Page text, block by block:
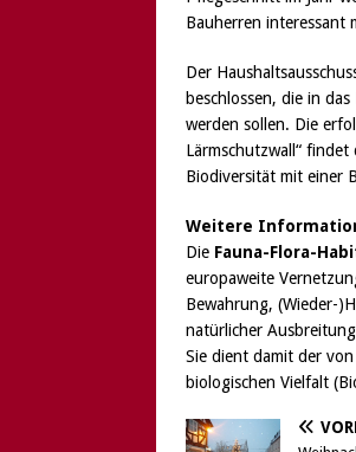
Bauherren interessant
Der
beschlossen, die in
werden sollen. Die
Lärmschutzwall“
Biodiversität mit einer
Weitere
Die Fauna-Flora-
europaweite
Bewahrung, (Wieder-
natürlicher
Sie dient damit der
biologischen Vielfalt